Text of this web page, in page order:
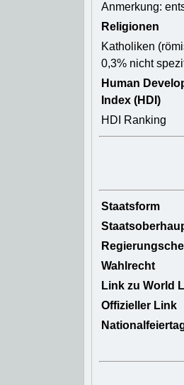
Anmerkung:
Religionen
Katholiken
0,3% nicht
Human
Index (HDI)
HDI Ranking
Staatsform
Wahlrecht
Link zu World
Offizieller Link